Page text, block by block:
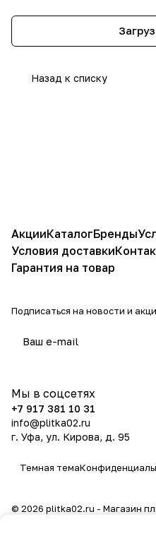
Назад к списку
АкцииКаталогБренды
Условия доставки
Гарантия на товар
Подписаться на новости и
Мы в соцсетях
+7 917 381 10 31
info@plitka02.ru
г. Уфа, ул. Кирова, д. 95
Темная тема
© 2026 plitka02.ru - Магазин